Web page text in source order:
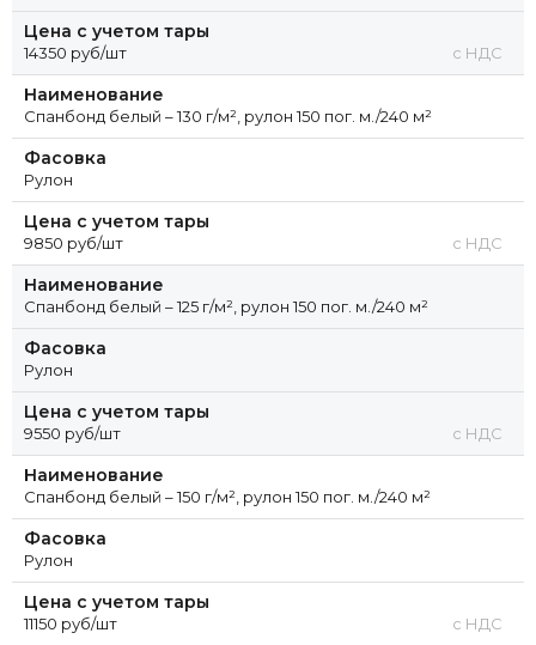
Цена с учетом тары
14350 руб/шт с НДС
Наименование
Спанбонд белый – 130 г/м², рулон 150 пог. м./240 м²
Фасовка
Рулон
Цена с учетом тары
9850 руб/шт с НДС
Наименование
Спанбонд белый – 125 г/м², рулон 150 пог. м./240 м²
Фасовка
Рулон
Цена с учетом тары
9550 руб/шт с НДС
Наименование
Спанбонд белый – 150 г/м², рулон 150 пог. м./240 м²
Фасовка
Рулон
Цена с учетом тары
11150 руб/шт с НДС